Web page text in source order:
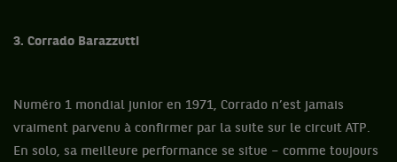
3. Corrado Barazzutti
Numéro 1 mondial junior en 1971, Corrado n’est jamais
vraiment parvenu à confirmer par la suite sur le circuit ATP.
En solo, sa meilleure performance se situe – comme toujours